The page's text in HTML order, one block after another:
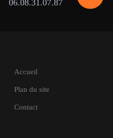
06.08.31.07.87
Accueil
Plan du site
Contact